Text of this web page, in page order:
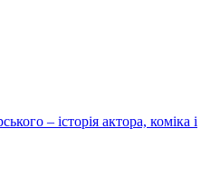
– історія актора, коміка і